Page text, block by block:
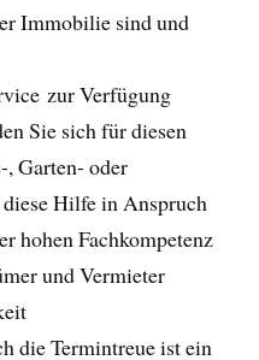
Immobilie sind und
zur Verfügung
Sie sich für diesen
Garten- oder
Hilfe in Anspruch
hohen Fachkompetenz
und Vermieter
die Termintreue ist ein